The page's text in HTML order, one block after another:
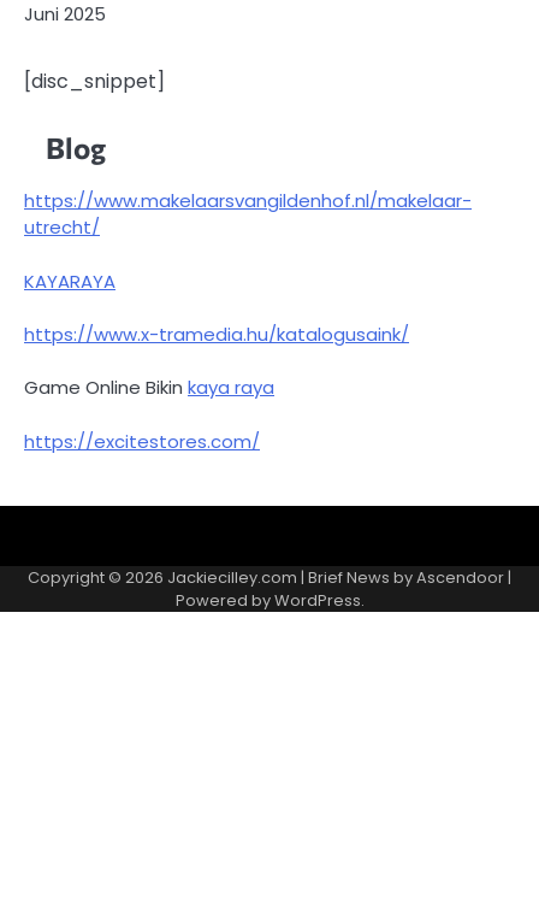
Juni 2025
[disc_snippet]
Blog
https://www.makelaarsvangildenhof.nl/makelaar-
utrecht/
KAYARAYA
https://www.x-tramedia.hu/katalogusaink/
Game Online Bikin kaya raya
https://excitestores.com/
Privasi
Kami
Copyright © 2026 Jackiecilley.com | Brief News byAscendoor |
Powered byWordPress.